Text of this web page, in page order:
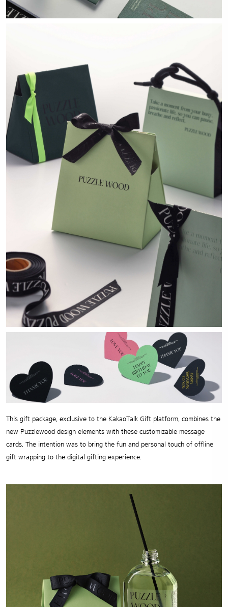
This gift package, exclusive to the KakaoTalk Gift platform, combines the
new Puzzlewood design elements with these customizable message
cards. The intention was to bring the fun and personal touch of offline
gift wrapping to the digital gifting experience.